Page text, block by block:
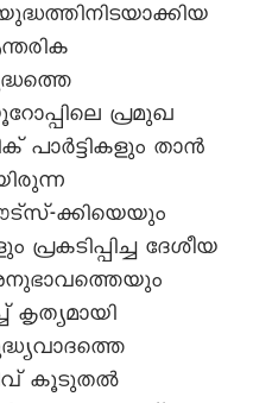
പ്രമുഖ
പാർട്ടികളും താൻ
ക്കിയെയും
ദേശീയ
കൃത്യമായി
കൂടുതൽ